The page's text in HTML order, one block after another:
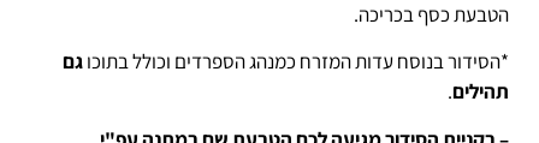
הטבעת כסף בכריכה.
*הסידור בנוסח עדות המזרח כמנהג הספרדים וכולל בתוכוגם
תהילים.